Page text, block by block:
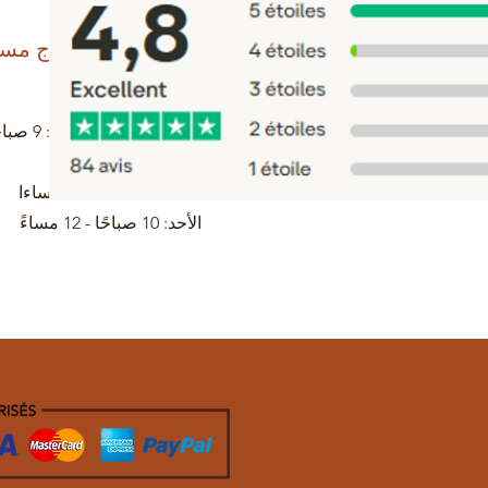
تحتاج
0698745854
الأحد: 10 صباحًا - 12 مساءً